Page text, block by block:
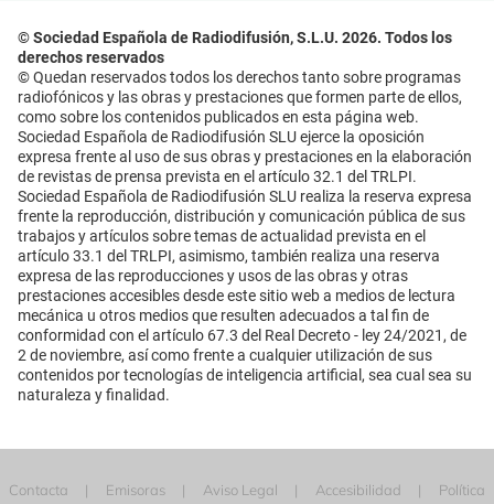
© Sociedad Española de Radiodifusión, S.L.U. 2026. Todos los
derechos reservados
© Quedan reservados todos los derechos tanto sobre programas
radiofónicos y las obras y prestaciones que formen parte de ellos,
como sobre los contenidos publicados en esta página web.
Sociedad Española de Radiodifusión SLU ejerce la oposición
expresa frente al uso de sus obras y prestaciones en la elaboración
de revistas de prensa prevista en el artículo 32.1 del TRLPI.
Sociedad Española de Radiodifusión SLU realiza la reserva expresa
frente la reproducción, distribución y comunicación pública de sus
trabajos y artículos sobre temas de actualidad prevista en el
artículo 33.1 del TRLPI, asimismo, también realiza una reserva
expresa de las reproducciones y usos de las obras y otras
prestaciones accesibles desde este sitio web a medios de lectura
mecánica u otros medios que resulten adecuados a tal fin de
conformidad con el artículo 67.3 del Real Decreto - ley 24/2021, de
2 de noviembre, así como frente a cualquier utilización de sus
contenidos por tecnologías de inteligencia artificial, sea cual sea su
naturaleza y finalidad.
Contacta Emisoras Aviso Legal Accesibilidad Política